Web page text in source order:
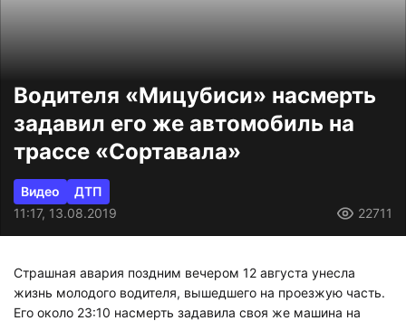
Водителя «Мицубиси» насмерть
задавил его же автомобиль на
трассе «Сортавала»
Видео
ДТП
11:17, 13.08.2019
22711
Страшная авария поздним вечером 12 августа унесла
жизнь молодого водителя, вышедшего на проезжую часть.
Его около 23:10 насмерть задавила своя же машина на